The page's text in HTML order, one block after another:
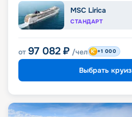
MSC Lirica
СТАНДАРТ
от 97 082 ₽ /чел +1 000
Выбрать круиз